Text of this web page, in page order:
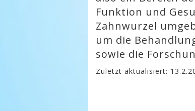
Funktion und
Zahnwurzel
um die
sowie die
Zuletzt aktualisiert: